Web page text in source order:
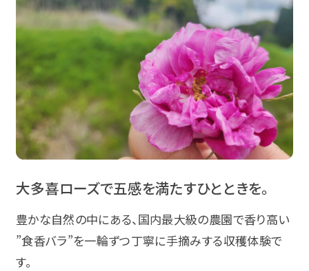
大多喜ローズで五感を満たすひとときを。
豊かな自然の中にある、国内最大級の農園で香り高い
”食香バラ”を一輪ずつ丁寧に手摘みする収穫体験で
す。